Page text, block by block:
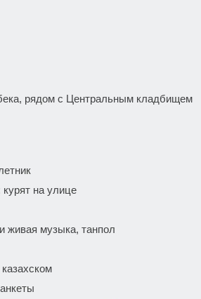
рядом с Центральным кладбищем
курят на улице
живая музыка, танпол